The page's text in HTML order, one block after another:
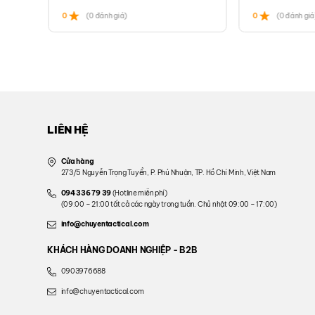
0 (0 đánh giá) 0 (0 đánh
LIÊN HỆ
Cửa hàng
273/5 Nguyễn Trọng Tuyển, P. Phú Nhuận, TP. Hồ Chí Minh, Việt Nam
094 336 79 39(Hotline miễn phí)
(09:00 – 21:00 tất cả các ngày trong tuần. Chủ nhật 09:00 – 17:00)
info@chuyentactical.com
KHÁCH HÀNG DOANH NGHIỆP - B2B
0903976688
info@chuyentactical.com